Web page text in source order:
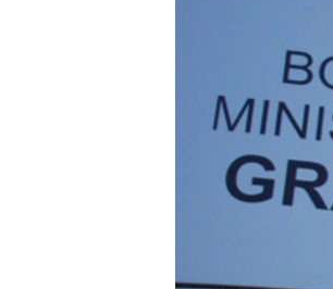
NASTANAK I RASPAD JUGOSLAVIJE